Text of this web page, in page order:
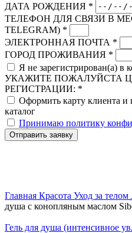
ДАТА РОЖДЕНИЯ *
ТЕЛЕФОН ДЛЯ СВЯЗИ В
TELEGRAM) *
ЭЛЕКТРОННАЯ ПОЧТА *
ГОРОД ПРОЖИВАНИЯ *
Я не зарегистрирован(а) в
УКАЖИТЕ ПОЖАЛУЙСТА
РЕГИСТРАЦИИ: *
Оформить карту клиента и
каталог
Принимаю политику
Отправить заявку
Главная Красота Уход за телом
душа с конопляным маслом
Гель для душа (интенсивное